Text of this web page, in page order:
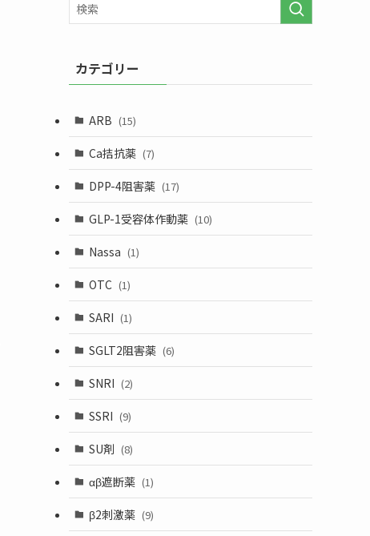
カテゴリー
ARB (15)
Ca拮抗薬 (7)
DPP-4阻害薬 (17)
GLP-1受容体作動薬 (10)
Nassa (1)
OTC (1)
SARI (1)
SGLT2阻害薬 (6)
SNRI (2)
SSRI (9)
SU剤 (8)
αβ遮断薬 (1)
β2刺激薬 (9)